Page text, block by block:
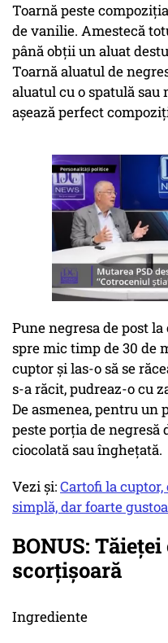
Toarnă peste
de vanilie. Amestecă
până obții un aluat
Toarnă aluatul de
aluatul cu o spatulă sau
așează perfect
Pune negresa de post
spre mic timp de 30 de
cuptor și las-o să se
s-a răcit, pudreaz-o cu
De asmenea, pentru un
peste porția de negresă
ciocolată sau înghețată.
Vezi și:Cartofi la
simplă, dar foarte
BONUS:
scorțișoară
Ingrediente